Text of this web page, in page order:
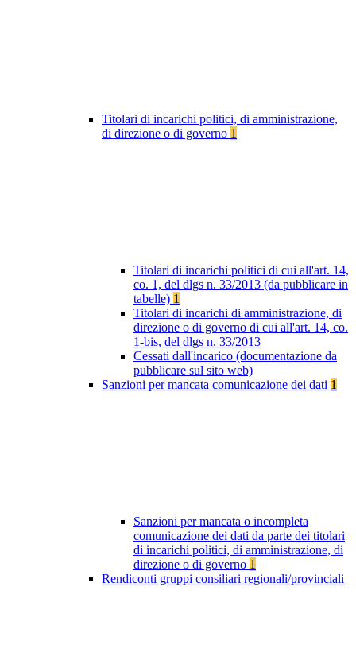
Titolari di incarichi politici, di amministrazione,
di direzione o di governo 1
Titolari di incarichi politici di cui all'art. 14,
co. 1, del dlgs n. 33/2013 (da pubblicare in
tabelle) 1
Titolari di incarichi di amministrazione, di
direzione o di governo di cui all'art. 14, co.
1-bis, del dlgs n. 33/2013
Cessati dall'incarico (documentazione da
pubblicare sul sito web)
Sanzioni per mancata comunicazione dei dati 1
Sanzioni per mancata o incompleta
comunicazione dei dati da parte dei titolari
di incarichi politici, di amministrazione, di
direzione o di governo 1
Rendiconti gruppi consiliari regionali/provinciali